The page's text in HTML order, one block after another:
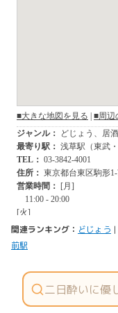
関連ランキング： どじょう |
前駅